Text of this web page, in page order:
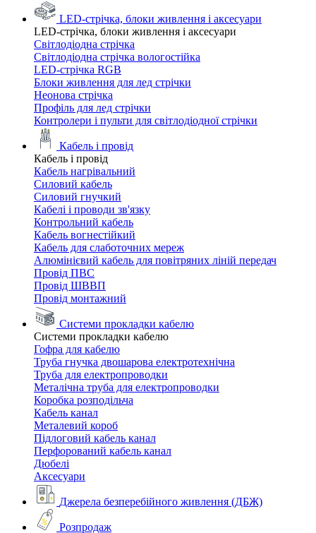
LED-стрічка, блоки живлення і аксесуари
LED-стрічка, блоки живлення і аксесуари
Світлодіодна стрічка
Світлодіодна стрічка вологостійка
LED-стрічка RGB
Блоки живлення для лед стрічки
Неонова стрічка
Профіль для лед стрічки
Контролери і пульти для світлодіодної стрічки
Кабель і провід
Кабель і провід
Кабель нагрівальний
Силовий кабель
Силовий гнучкий
Кабелі і проводи зв'язку
Контрольний кабель
Кабель вогнестійкий
Кабель для слаботочних мереж
Алюмінієвий кабель для повітряних ліній передач
Провід ПВС
Провід ШВВП
Провід монтажний
Системи прокладки кабелю
Системи прокладки кабелю
Гофра для кабелю
Труба гнучка двошарова електротехнічна
Труба для електропроводки
Металічна труба для електропроводки
Коробка розподільча
Кабель канал
Металевий короб
Підлоговий кабель канал
Перфорований кабель канал
Дюбелі
Аксесуари
Джерела безперебійного живлення (ДБЖ)
Розпродаж